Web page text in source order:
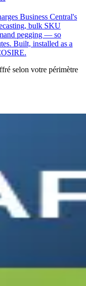
Business Central's
bulk SKU
pegging — so
Built, installed as a
selon votre périmètre